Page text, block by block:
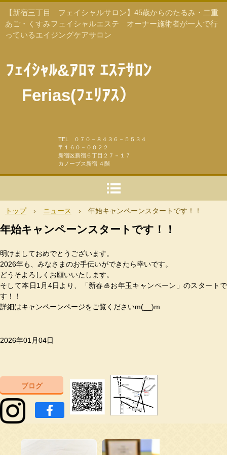
ﾌｪｲｼｬﾙ&ｱﾛﾏ ｴｽﾃｻﾛﾝ
Ferias(ﾌｪﾘｱｽ）
【新宿三丁目 フェイシャルサロン】45歳からのたるみ・二重
あご・くすみフェイシャルエステ オーナー施術者が一人で行
っているエイジングケアサロン
TEL ０７０－８４３６－５５３４
〒１６０－００２２
新宿区新宿６丁目２７－１７
カノープス新宿 ４階
トップ › ニュース › 年始キャンペーンスタートです！！
年始キャンペーンスタートです！！
明けましておめでとうございます。
2026年も、みなさまのお手伝いができたら幸いです。
どうそよろしくお願いいたします。
そして本日1月4日より、「新春🎍お年玉キャンペーン」のスタートで
す！！
詳細はキャンペーンページをご覧くださいm(__)m
2026年01月04日
ブログ